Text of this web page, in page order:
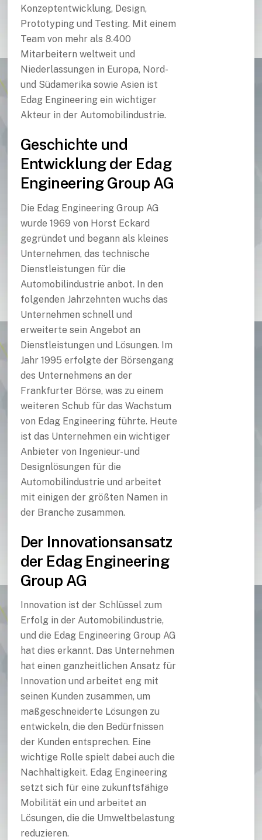
Konzeptentwicklung, Design,
Prototyping und Testing. Mit einem
Team von mehr als 8.400
Mitarbeitern weltweit und
Niederlassungen in Europa, Nord-
und Südamerika sowie Asien ist
Edag Engineering ein wichtiger
Akteur in der Automobilindustrie.
Geschichte und
Entwicklung der Edag
Engineering Group AG
Die Edag Engineering Group AG
wurde 1969 von Horst Eckard
gegründet und begann als kleines
Unternehmen, das technische
Dienstleistungen für die
Automobilindustrie anbot. In den
folgenden Jahrzehnten wuchs das
Unternehmen schnell und
erweiterte sein Angebot an
Dienstleistungen und Lösungen. Im
Jahr 1995 erfolgte der Börsengang
des Unternehmens an der
Frankfurter Börse, was zu einem
weiteren Schub für das Wachstum
von Edag Engineering führte. Heute
ist das Unternehmen ein wichtiger
Anbieter von Ingenieur- und
Designlösungen für die
Automobilindustrie und arbeitet
mit einigen der größten Namen in
der Branche zusammen.
Der Innovationsansatz
der Edag Engineering
Group AG
Innovation ist der Schlüssel zum
Erfolg in der Automobilindustrie,
und die Edag Engineering Group AG
hat dies erkannt. Das Unternehmen
hat einen ganzheitlichen Ansatz für
Innovation und arbeitet eng mit
seinen Kunden zusammen, um
maßgeschneiderte Lösungen zu
entwickeln, die den Bedürfnissen
der Kunden entsprechen. Eine
wichtige Rolle spielt dabei auch die
Nachhaltigkeit. Edag Engineering
setzt sich für eine zukunftsfähige
Mobilität ein und arbeitet an
Lösungen, die die Umweltbelastung
reduzieren.